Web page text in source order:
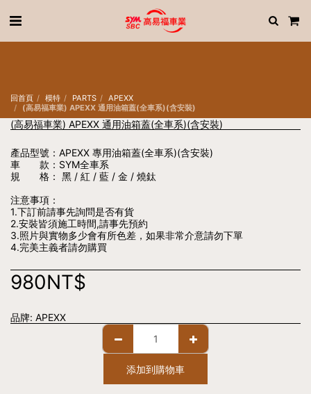
訂車流程 關於
回首頁 模特 PARTS
APEXX
(高易福車業) APEXX 通用油箱蓋(全車系)(含安裝)
(高易福車業) APEXX 通用油箱蓋(全車系)(含安裝)
產品型號：APEXX 專用油箱蓋(全車系)(含安裝)
車 款：SYM全車系
規 格： 黑 / 紅 / 藍 / 金 / 燒鈦
注意事項：
1.下訂前請事先詢問是否有貨
2.安裝皆須施工時間,請事先預約
3.照片與實物多少會有所色差，如果非常介意請勿下單
4.完美主義者請勿購買
980NT$
品牌: APEXX
添加到購物車